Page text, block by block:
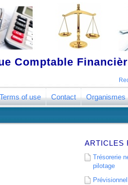
Comptable
Terms of use Contact Organismes
ARTICLES
Trésorerie
pilotage